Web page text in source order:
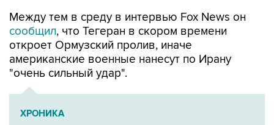
Между тем в среду в интервью Fox News он
сообщил, что Тегеран в скором времени
откроет Ормузский пролив, иначе
американские военные нанесут по Ирану
"очень сильный удар".
ХРОНИКА